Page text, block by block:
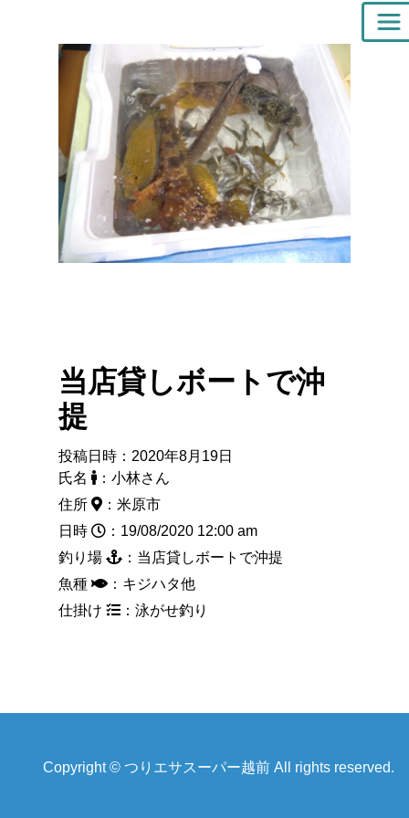
当店貸しボートで沖
提
投稿日時：2020年8月19日
氏名
：小林さん
住所
：米原市
日時
：19/08/2020 12:00 am
釣り場
：当店貸しボートで沖提
魚種
：キジハタ他
仕掛け
：泳がせ釣り
Copyright © つりエサスーパー越前 All rights reserved.